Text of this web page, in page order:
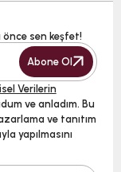
önce sen keşfet!
Abone Ol
Verilerin
ve anladım. Bu
ve tanıtım
yapılmasını